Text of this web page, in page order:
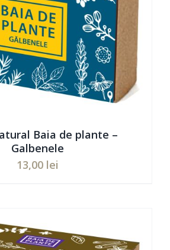
la5.00din 5
ÎN COȘ
Baia de plante –
Galbenele
13,00 lei